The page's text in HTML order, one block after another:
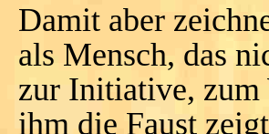
Damit aber
als Mensch, das
zur Initiative, zum
ihm die Faust